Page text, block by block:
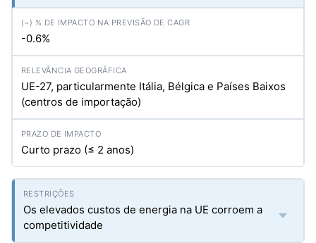
-0.6%
UE-27, particularmente Itália, Bélgica e Países Baixos
(centros de importação)
Curto prazo (≤ 2 anos)
Os elevados custos de energia na UE corroem a
competitividade